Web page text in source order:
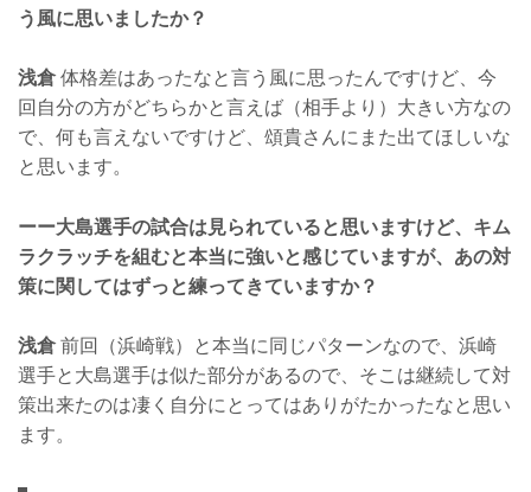
う風に思いましたか？
浅倉体格差はあったなと言う風に思ったんですけど、今
回自分の方がどちらかと言えば（相手より）大きい方なの
で、何も言えないですけど、頌貴さんにまた出てほしいな
と思います。
ーー大島選手の試合は見られていると思いますけど、キム
ラクラッチを組むと本当に強いと感じていますが、あの対
策に関してはずっと練ってきていますか？
浅倉前回（浜崎戦）と本当に同じパターンなので、浜崎
選手と大島選手は似た部分があるので、そこは継続して対
策出来たのは凄く自分にとってはありがたかったなと思い
ます。